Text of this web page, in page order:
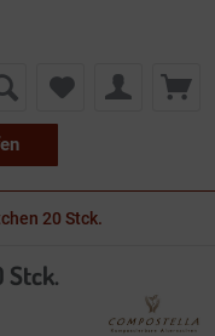
20 Stck.
Stck.